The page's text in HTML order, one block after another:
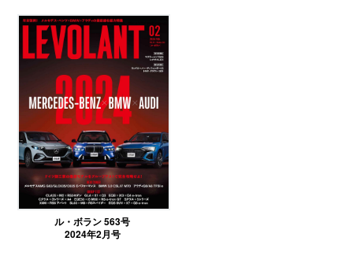
ル・ボラン 563号
2024年2月号